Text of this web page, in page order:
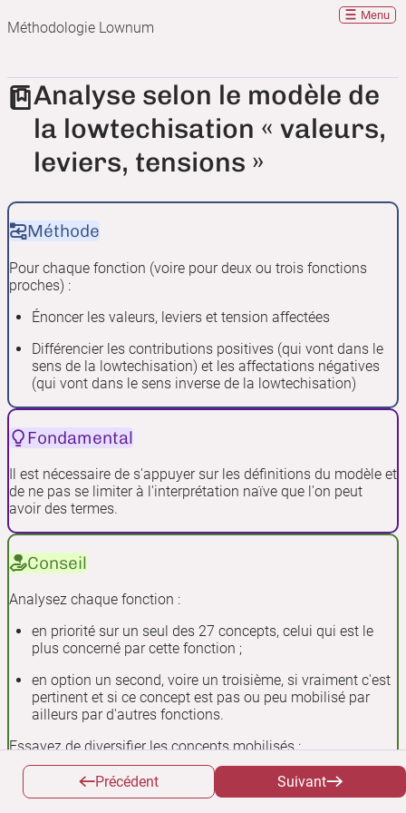
Méthodologie Lownum
Menu
Analyse selon le modèle de
la lowtechisation « valeurs,
leviers, tensions »
Méthode
Pour chaque fonction (voire pour deux ou trois fonctions
proches) :
Énoncer les valeurs, leviers et tension affectées
Différencier les contributions positives (qui vont dans le
sens de la lowtechisation) et les affectations négatives
(qui vont dans le sens inverse de la lowtechisation)
Fondamental
Il est nécessaire de s'appuyer sur les définitions du modèle et
de ne pas se limiter à l'interprétation naïve que l'on peut
avoir des termes.
Conseil
Analysez chaque fonction :
en priorité sur un seul des 27 concepts, celui qui est le
plus concerné par cette fonction ;
en option un second, voire un troisième, si vraiment c'est
pertinent et si ce concept est pas ou peu mobilisé par
ailleurs par d'autres fonctions.
Essayez de diversifier les concepts mobilisés :
pas artificiellement,
Précédent Suivant